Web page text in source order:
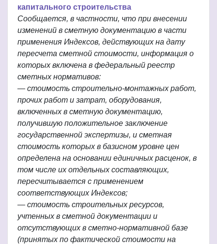
капитального строительства
Сообщается, в частности, что при внесении
изменений в сметную документацию в части
применения Индексов, действующих на дату
пересчета сметной стоимости, информация о
которых включена в федеральный реестр
сметных нормативов:
— стоимость строительно-монтажных работ,
прочих работ и затрат, оборудования,
включенных в сметную документацию,
получившую положительное заключение
государственной экспертизы, и сметная
стоимость которых в базисном уровне цен
определена на основании единичных расценок, в
том числе их отдельных составляющих,
пересчитывается с применением
соответствующих Индексов;
— стоимость строительных ресурсов,
учтенных в сметной документации и
отсутствующих в сметно-нормативной базе
(принятых по фактической стоимости на